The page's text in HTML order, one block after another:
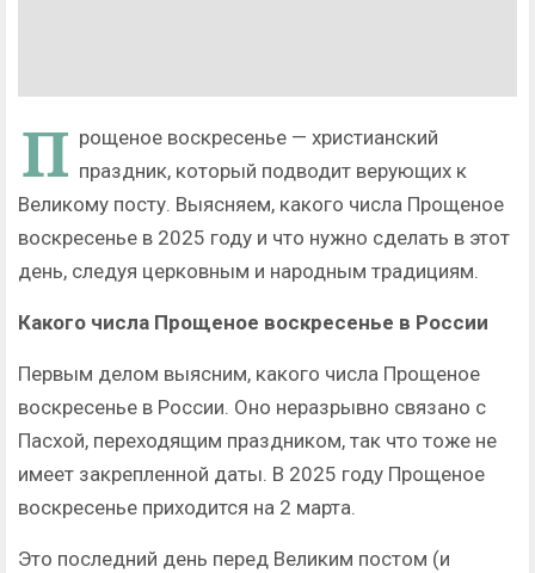
П рощеное воскресенье — христианский
праздник, который подводит верующих к
Великому посту. Выясняем, какого числа Прощеное
воскресенье в 2025 году и что нужно сделать в этот
день, следуя церковным и народным традициям.
Какого числа Прощеное воскресенье в России
Первым делом выясним, какого числа Прощеное
воскресенье в России. Оно неразрывно связано с
Пасхой, переходящим праздником, так что тоже не
имеет закрепленной даты. В 2025 году Прощеное
воскресенье приходится на 2 марта.
Это последний день перед Великим постом (и